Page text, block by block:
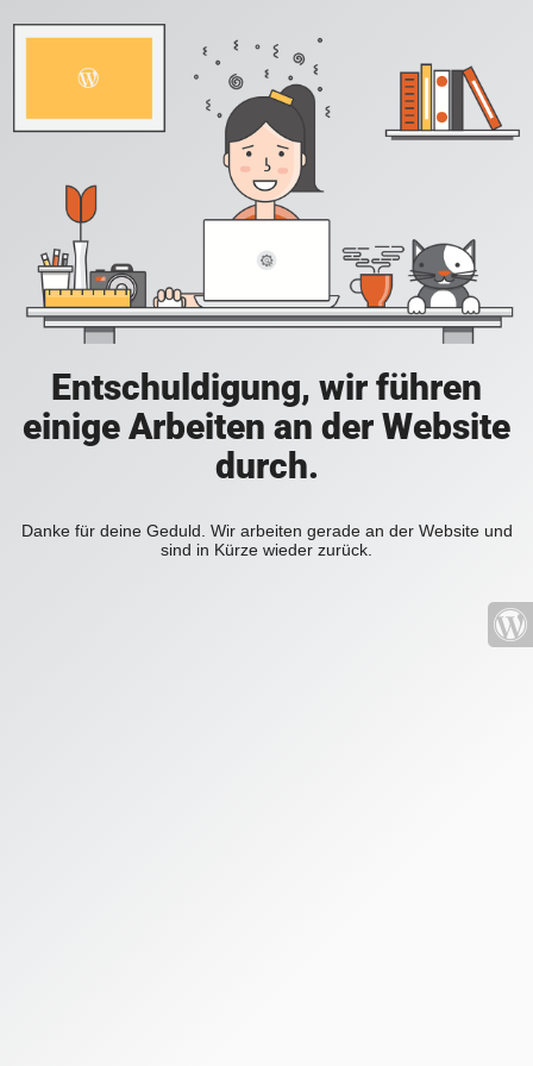
Entschuldigung, wir führen
einige Arbeiten an der Website
durch.
Danke für deine Geduld. Wir arbeiten gerade an der Website und
sind in Kürze wieder zurück.